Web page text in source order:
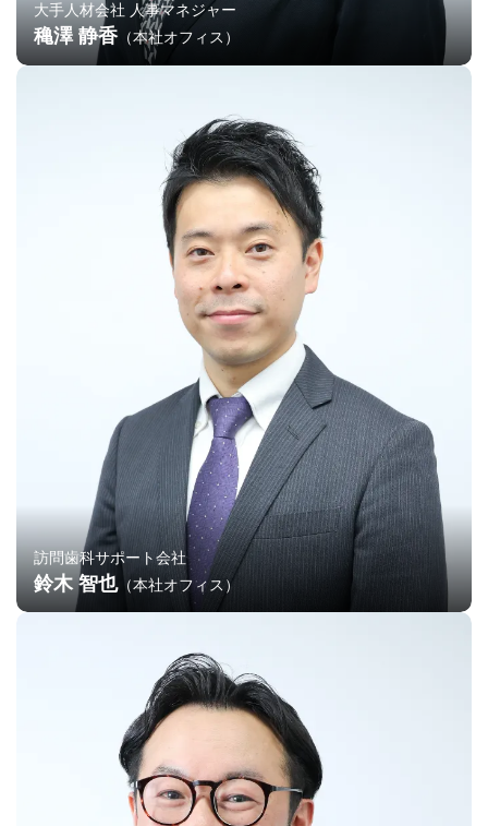
大手人材会社 人事マネジャー
穐澤 静香 （本社オフィス）
訪問歯科サポート会社
鈴木 智也（本社オフィス）